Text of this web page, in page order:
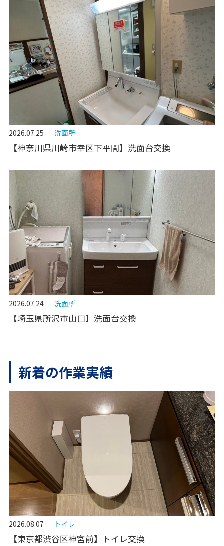
2026.07.25 洗面所
【神奈川県川崎市幸区下平間】洗面台交換
2026.07.24 洗面所
【埼玉県所沢市山口】洗面台交換
新着の作業実績
2026.08.07 トイレ
【東京都渋谷区神宮前】トイレ交換